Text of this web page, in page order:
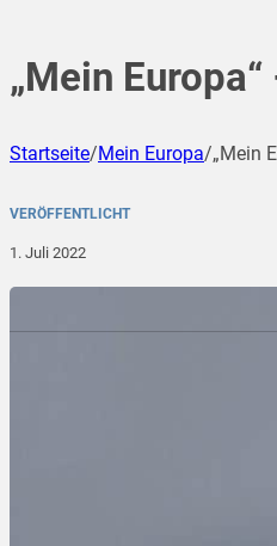
„Mein
Startseite/Mein Europa/„Mein
VERÖFFENTLICHT
1. Juli 2022